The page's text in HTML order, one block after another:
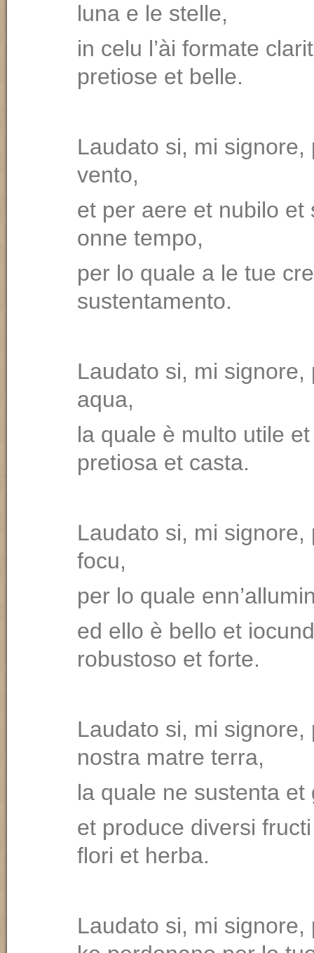
luna e le stelle,
in celu l’ài formate
pretiose et belle.
Laudato si, mi signore,
vento,
et per aere et nubilo et
onne tempo,
per lo quale a le tue
sustentamento.
Laudato si, mi signore,
aqua,
la quale è multo utile
pretiosa et casta.
Laudato si, mi signore,
focu,
per lo quale
ed ello è bello et
robustoso et forte.
Laudato si, mi signore,
nostra matre terra,
la quale ne sustenta et
et produce diversi
flori et herba.
Laudato si, mi signore,